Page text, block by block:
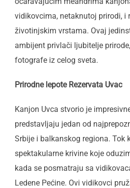
vidikovcima, netaknutoj prirodi, i
životinjskim vrstama. Ovaj
ambijent privlači ljubitelje
fotografe iz celog sveta.
Prirodne lepote Rezervata Uvac
Kanjon Uvca stvorio je
predstavljaju jedan od
Srbije i balkanskog regiona. Tok
spektakularne krivine koje
kada se posmatraju sa
Ledene Pećine. Ovi vidikovci